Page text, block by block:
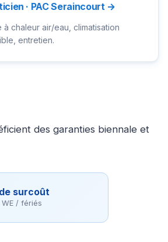
· PAC Seraincourt →
à chaleur air/eau, climatisation
entretien.
des garanties biennale et
surcoût
WE / fériés